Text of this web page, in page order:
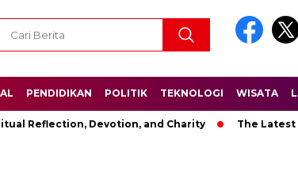
PENDIDIKAN POLITIK TEKNOLOGI WISATA
Reflection, Devotion, and Charity The Latest